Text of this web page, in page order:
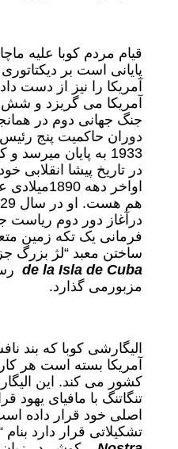
قیام مردم کوبا علیه
پایانی است بر
آمریکا را نیز از دست
آمریکا می گریزد و شش
جنگ جهانی دوم در
دوران حاکمیت پنج
1933 به پایان
در تاریخ پیشا انقلابی
اواخر دهه
درآغاز دور دوم
فرمانی یک تکه زمین
ساختن معبد “لژ بزرگ
de la Isla de Cuba
مزبورمی گذارد.
الیگارشی کوبا که بند
آمریکا بسته است هر
کشور می کند. این
تنگاتنگ با مافیای یهود
اصلی خود قرار داده
تشکیلاتی قرار دارد